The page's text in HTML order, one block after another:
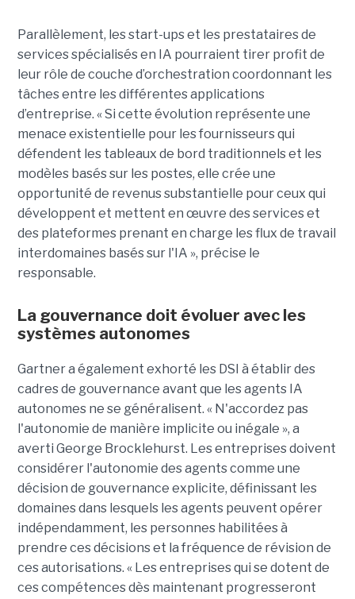
Parallèlement, les start-ups et les prestataires de
services spécialisés en IA pourraient tirer profit de
leur rôle de couche d’orchestration coordonnant les
tâches entre les différentes applications
d’entreprise. « Si cette évolution représente une
menace existentielle pour les fournisseurs qui
défendent les tableaux de bord traditionnels et les
modèles basés sur les postes, elle crée une
opportunité de revenus substantielle pour ceux qui
développent et mettent en œuvre des services et
des plateformes prenant en charge les flux de travail
interdomaines basés sur l'IA », précise le
responsable.
La gouvernance doit évoluer avec les
systèmes autonomes
Gartner a également exhorté les DSI à établir des
cadres de gouvernance avant que les agents IA
autonomes ne se généralisent. « N'accordez pas
l'autonomie de manière implicite ou inégale », a
averti George Brocklehurst. Les entreprises doivent
considérer l'autonomie des agents comme une
décision de gouvernance explicite, définissant les
domaines dans lesquels les agents peuvent opérer
indépendamment, les personnes habilitées à
prendre ces décisions et la fréquence de révision de
ces autorisations. « Les entreprises qui se dotent de
ces compétences dès maintenant progresseront